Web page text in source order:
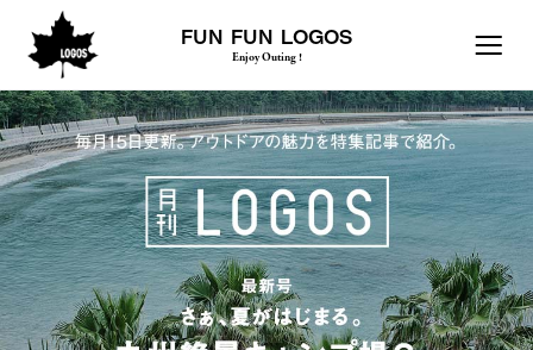
FUN FUN LOGOS
Enjoy Outing !